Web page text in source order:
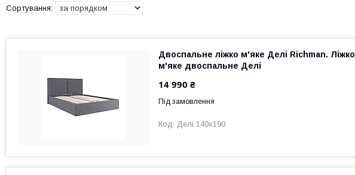
Двоспальне ліжко м'яке Делі Richman. Ліжко
м'яке двоспальне Делі
14 990 ₴
Під замовлення
Делі 140х190